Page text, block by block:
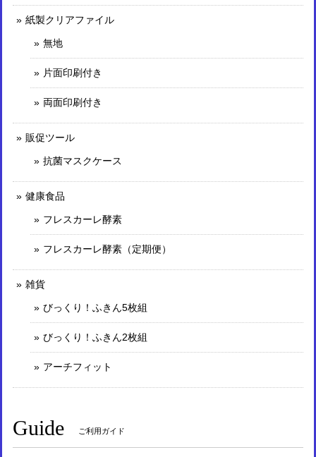
紙製クリアファイル
無地
片面印刷付き
両面印刷付き
販促ツール
抗菌マスクケース
健康食品
フレスカーレ酵素
フレスカーレ酵素（定期便）
雑貨
びっくり！ふきん5枚組
びっくり！ふきん2枚組
アーチフィット
Guide ご利用ガイド